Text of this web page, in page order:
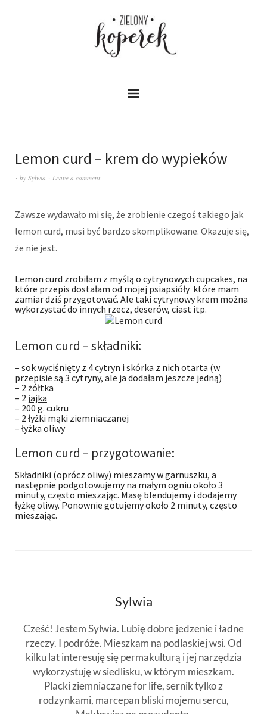
Lemon curd – krem do wypieków
by Sylwia Leave a comment
Zawsze wydawało mi się, że zrobienie czegoś takiego jak
lemon curd, musi być bardzo skomplikowane. Okazuje się,
że nie jest.
Lemon curd zrobiłam z myślą o cytrynowych cupcakes, na
które przepis dostałam od mojej psiapsióły które mam
zamiar dziś przygotować. Ale taki cytrynowy krem można
wykorzystać do innych rzecz, deserów, ciast itp.
Lemon curd – składniki:
– sok wyciśnięty z 4 cytryn i skórka z nich otarta (w
przepisie są 3 cytryny, ale ja dodałam jeszcze jedną)
– 2 żółtka
– 2 jajka
– 200 g. cukru
– 2 łyżki mąki ziemniaczanej
– łyżka oliwy
Lemon curd – przygotowanie:
Składniki (oprócz oliwy) mieszamy w garnuszku, a
następnie podgotowujemy na małym ogniu około 3
minuty, często mieszając. Masę blendujemy i dodajemy
łyżkę oliwy. Ponownie gotujemy około 2 minuty, często
mieszając.
Sylwia
Cześć! Jestem Sylwia. Lubię dobre jedzenie i ładne
rzeczy. I podróże. Mieszkam na podlaskiej wsi. Od
kilku lat interesuję się permakulturą i jej narzędzia
wykorzystuję w siedlisku, w którym mieszkam.
Placki ziemniaczane for life, sernik tylko z
rodzynkami, marcepan bliski mojemu sercu,